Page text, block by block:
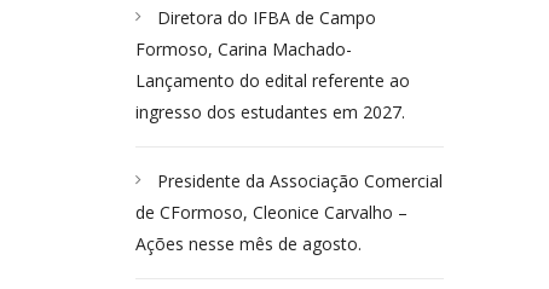
Diretora do IFBA de Campo
Formoso, Carina Machado-
Lançamento do edital referente ao
ingresso dos estudantes em 2027.
Presidente da Associação Comercial
de CFormoso, Cleonice Carvalho –
Ações nesse mês de agosto.